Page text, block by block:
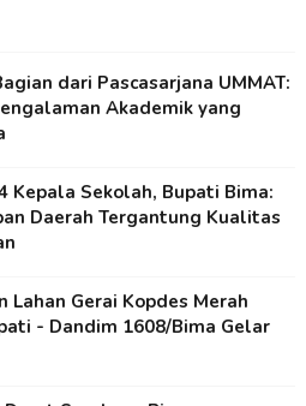
dari Pascasarjana UMMAT:
Akademik yang
Kepala Sekolah, Bupati Bima:
Daerah Tergantung Kualitas
Lahan Gerai Kopdes Merah
- Dandim 1608/Bima Gelar